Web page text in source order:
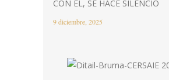
CON ÉL, SE HACE SILENCIO
9 diciembre, 2025